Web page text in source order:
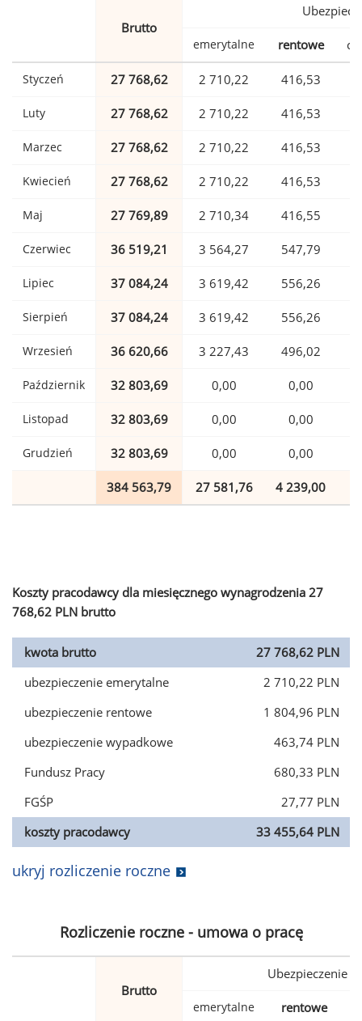
Brutto
emerytalne rentowe
Styczeń 27 768,62 2 710,22 416,53
Luty 27 768,62 2 710,22 416,53
Marzec 27 768,62 2 710,22 416,53
Kwiecień 27 768,62 2 710,22 416,53
Maj 27 769,89 2 710,34 416,55
Czerwiec 36 519,21 3 564,27 547,79
Lipiec 37 084,24 3 619,42 556,26
Sierpień 37 084,24 3 619,42 556,26
Wrzesień 36 620,66 3 227,43 496,02
Październik 32 803,69 0,00 0,00
Listopad 32 803,69 0,00 0,00
Grudzień 32 803,69 0,00 0,00
384 563,79 27 581,76 4 239,00
Koszty pracodawcy dla miesięcznego wynagrodzenia 27
768,62 PLN brutto
kwota brutto
27 768,62 PLN
ubezpieczenie emerytalne
2 710,22 PLN
ubezpieczenie rentowe
1 804,96 PLN
ubezpieczenie wypadkowe
463,74 PLN
Fundusz Pracy
680,33 PLN
FGŚP
27,77 PLN
koszty pracodawcy
33 455,64 PLN
ukryj rozliczenie roczne
Rozliczenie roczne - umowa o pracę
Brutto
Ubezpieczenie
emerytalne rentowe